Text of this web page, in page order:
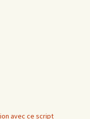
avec ce script